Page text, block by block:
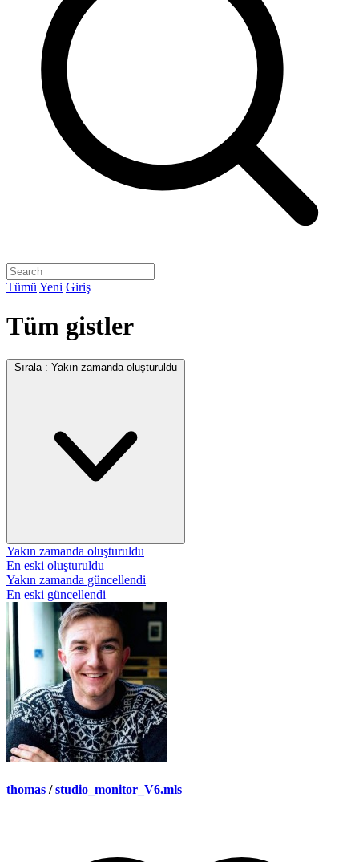
Tümü Yeni Giriş
Tüm gistler
Sırala : Yakın zamanda oluşturuldu
Yakın zamanda oluşturuldu
En eski oluşturuldu
Yakın zamanda güncellendi
En eski güncellendi
thomas / studio_monitor_V6.mls